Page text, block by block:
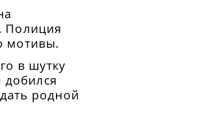
Полиция
мотивы.
в шутку
родной